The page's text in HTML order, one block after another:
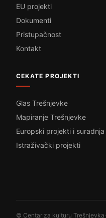
EU projekti
Dokumenti
Pristupačnost
Kontakt
CEKATE PROJEKTI
Glas Trešnjevke
Mapiranje Trešnjevke
Europski projekti i suradnja
Istraživački projekti
© Centar za kulturu Trešnjevka·